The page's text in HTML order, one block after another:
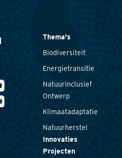
Thema's
Biodiversiteit
Energietransitie
Natuurinclusief
Ontwerp
Klimaatadaptatie
Natuurherstel
Innovaties
Projecten